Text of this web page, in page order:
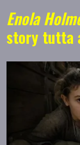
Enola
story tutta